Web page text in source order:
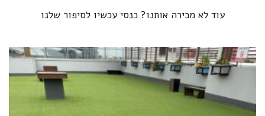
עוד לא מכירה אותנו? כנסי עכשיו לסיפור שלנו